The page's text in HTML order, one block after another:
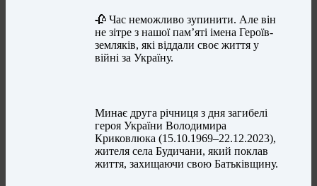
🥀 Час неможливо зупинити. Але він
не зітре з нашої пам’яті імена Героїв-
земляків, які віддали своє життя у
війні за Україну.
Минає друга річниця з дня загибелі
героя України Володимира
Криковлюка (15.10.1969–22.12.2023),
жителя села Будичани, який поклав
життя, захищаючи свою Батьківщину.